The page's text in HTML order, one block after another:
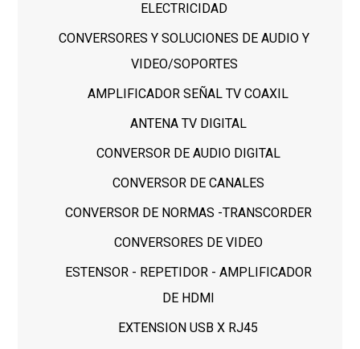
ELECTRICIDAD
CONVERSORES Y SOLUCIONES DE AUDIO Y
VIDEO/SOPORTES
AMPLIFICADOR SEÑAL TV COAXIL
ANTENA TV DIGITAL
CONVERSOR DE AUDIO DIGITAL
CONVERSOR DE CANALES
CONVERSOR DE NORMAS -TRANSCORDER
CONVERSORES DE VIDEO
ESTENSOR - REPETIDOR - AMPLIFICADOR
DE HDMI
EXTENSION USB X RJ45